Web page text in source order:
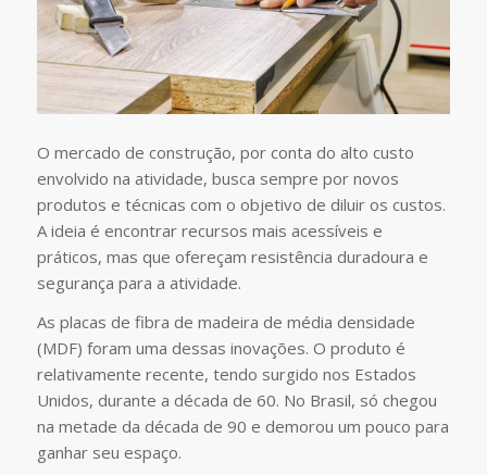
O mercado de construção, por conta do alto custo
envolvido na atividade, busca sempre por novos
produtos e técnicas com o objetivo de diluir os custos.
A ideia é encontrar recursos mais acessíveis e
práticos, mas que ofereçam resistência duradoura e
segurança para a atividade.
As placas de fibra de madeira de média densidade
(MDF) foram uma dessas inovações. O produto é
relativamente recente, tendo surgido nos Estados
Unidos, durante a década de 60. No Brasil, só chegou
na metade da década de 90 e demorou um pouco para
ganhar seu espaço.